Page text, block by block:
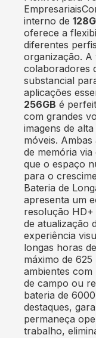
interno de
oferece a
diferentes
organização. A
colaboradores
substancial
aplicações
256GB é
com grandes
imagens de
móveis.
de memória
que o espaço
para o
Bateria de
apresenta um
resolução
de atualização
experiência
longas horas
máximo de
ambientes
de campo ou
bateria de
destaques,
permaneça
trabalho,